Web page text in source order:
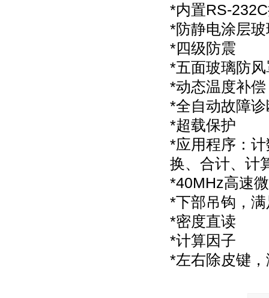
*内置RS-
*防静电涂层
*四级防震
*五面玻璃防
*动态温度补偿
*全自动故障
*超载保护
*应用程序：
换、合计、计
*40MHz高速
*下部吊钩，
*密度直读
*计算因子
*左右除皮键